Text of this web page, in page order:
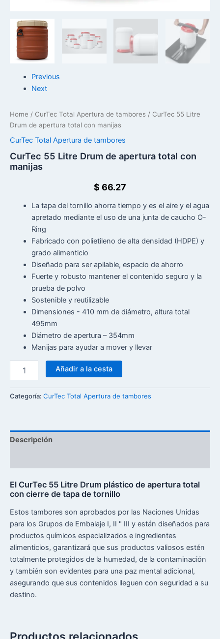
Previous
Next
Home / CurTec Total Apertura de tambores / CurTec 55 Litre
Drum de apertura total con manijas
CurTec Total Apertura de tambores
CurTec 55 Litre Drum de apertura total con
manijas
$ 66.27
La tapa del tornillo ahorra tiempo y es el aire y el agua
apretado mediante el uso de una junta de caucho O-
Ring
Fabricado con polietileno de alta densidad (HDPE) y
grado alimenticio
Diseñado para ser apilable, espacio de ahorro
Fuerte y robusto mantener el contenido seguro y la
prueba de polvo
Sostenible y reutilizable
Dimensiones - 410 mm de diámetro, altura total
495mm
Diámetro de apertura – 354mm
Manijas para ayudar a mover y llevar
Añadir a la cesta
Categoría: CurTec Total Apertura de tambores
Descripción
El CurTec 55 Litre Drum plástico de apertura total
con cierre de tapa de tornillo
Estos tambores son aprobados por las Naciones Unidas
para los Grupos de Embalaje I, II " III y están diseñados para
productos químicos especializados e ingredientes
alimenticios, garantizará que sus productos valiosos estén
totalmente protegidos de la humedad, de la contaminación
y también son evidentes para una paz mental adicional,
asegurando que sus contenidos lleguen con seguridad a su
destino.